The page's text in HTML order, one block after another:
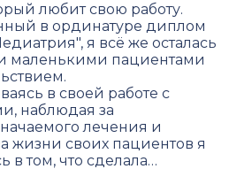
любит свою работу.
в ординатуре диплом
я всё же осталась
маленькими пациентами
в своей работе с
наблюдая за
лечения и
жизни своих пациентов я
в том, что сделала…